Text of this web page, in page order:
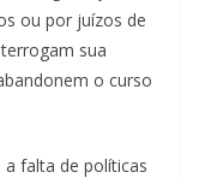
ou por juízos de
sua
o curso
a falta de políticas